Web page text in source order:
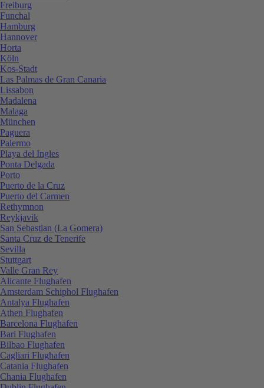
Freiburg
Funchal
Hamburg
Hannover
Horta
Köln
Kos-Stadt
Las Palmas de Gran Canaria
Lissabon
Madalena
Malaga
München
Paguera
Palermo
Playa del Ingles
Ponta Delgada
Porto
Puerto de la Cruz
Puerto del Carmen
Rethymnon
Reykjavik
San Sebastian (La Gomera)
Santa Cruz de Tenerife
Sevilla
Stuttgart
Valle Gran Rey
Alicante Flughafen
Amsterdam Schiphol Flughafen
Antalya Flughafen
Athen Flughafen
Barcelona Flughafen
Bari Flughafen
Bilbao Flughafen
Cagliari Flughafen
Catania Flughafen
Chania Flughafen